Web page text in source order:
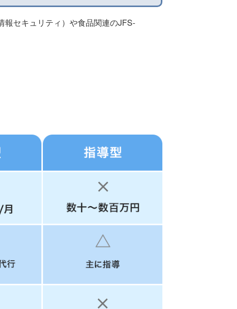
報セキュリティ）や食品関連のJFS-